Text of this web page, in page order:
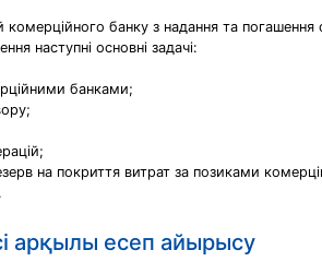
банку з надання та погашення
наступні основні задачі:
банками;
на покриття витрат за позиками
арқылы есеп айырысу